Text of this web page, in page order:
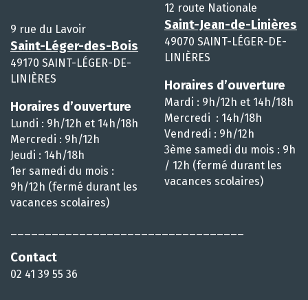
9 rue du Lavoir
Saint-Léger-des-Bois
49170 SAINT-LÉGER-DE-
LINIÈRES
Horaires d’ouverture
Lundi : 9h/12h et 14h/18h
Mercredi : 9h/12h
Jeudi : 14h/18h
1er samedi du mois :
9h/12h (fermé durant les
vacances scolaires)
Contact
02 41 39 55 36
12 route Nationale
Saint-Jean-de-Linières
49070 SAINT-LÉGER-DE-
LINIÈRES
Horaires d’ouverture
Mardi : 9h/12h et 14h/18h
Mercredi : 14h/18h
Vendredi : 9h/12h
3ème samedi du mois : 9h
/ 12h (fermé durant les
vacances scolaires)